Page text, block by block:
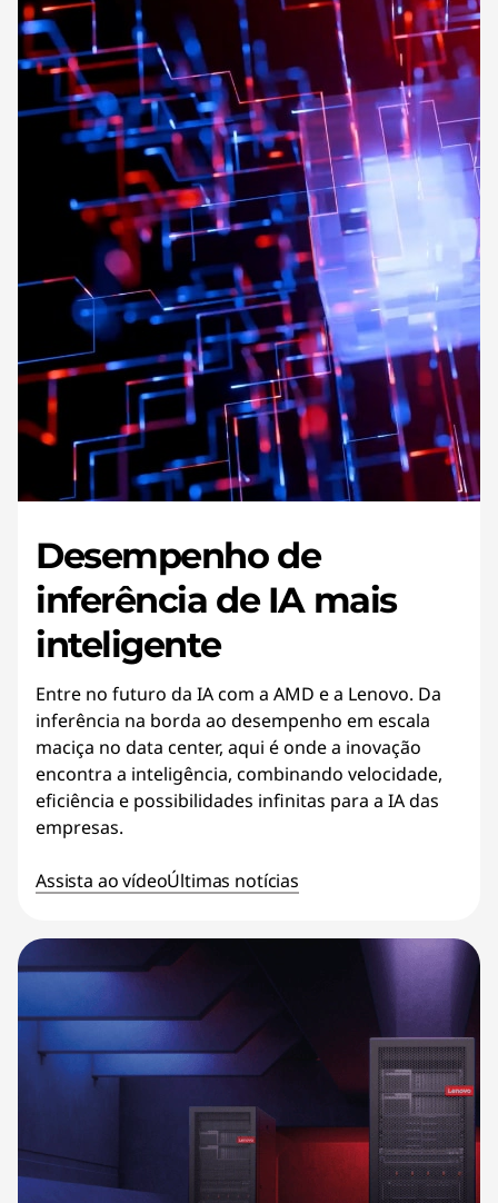
Desempenho de
inferência de IA mais
inteligente
Entre no futuro da IA com a AMD e a Lenovo. Da
inferência na borda ao desempenho em escala
maciça no data center, aqui é onde a inovação
encontra a inteligência, combinando velocidade,
eficiência e possibilidades infinitas para a IA das
empresas.
Assista ao vídeoÚltimas notícias